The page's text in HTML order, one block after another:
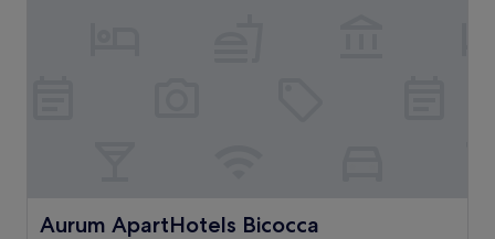
Aurum ApartHotels Bicocca
Aurum ApartHotels Bicocca